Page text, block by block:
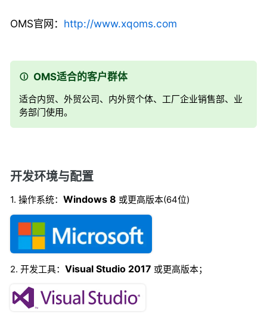
OMS官网： http://www.xqoms.com
OMS适合的客户群体
适合内贸、外贸公司、 内外贸个体、 工厂企业销售部、业
务部门使用。
开发环境与配置
1. 操作系统： Windows 8 或更高版本(64位)
2. 开发工具： Visual Studio 2017 或更高版本；